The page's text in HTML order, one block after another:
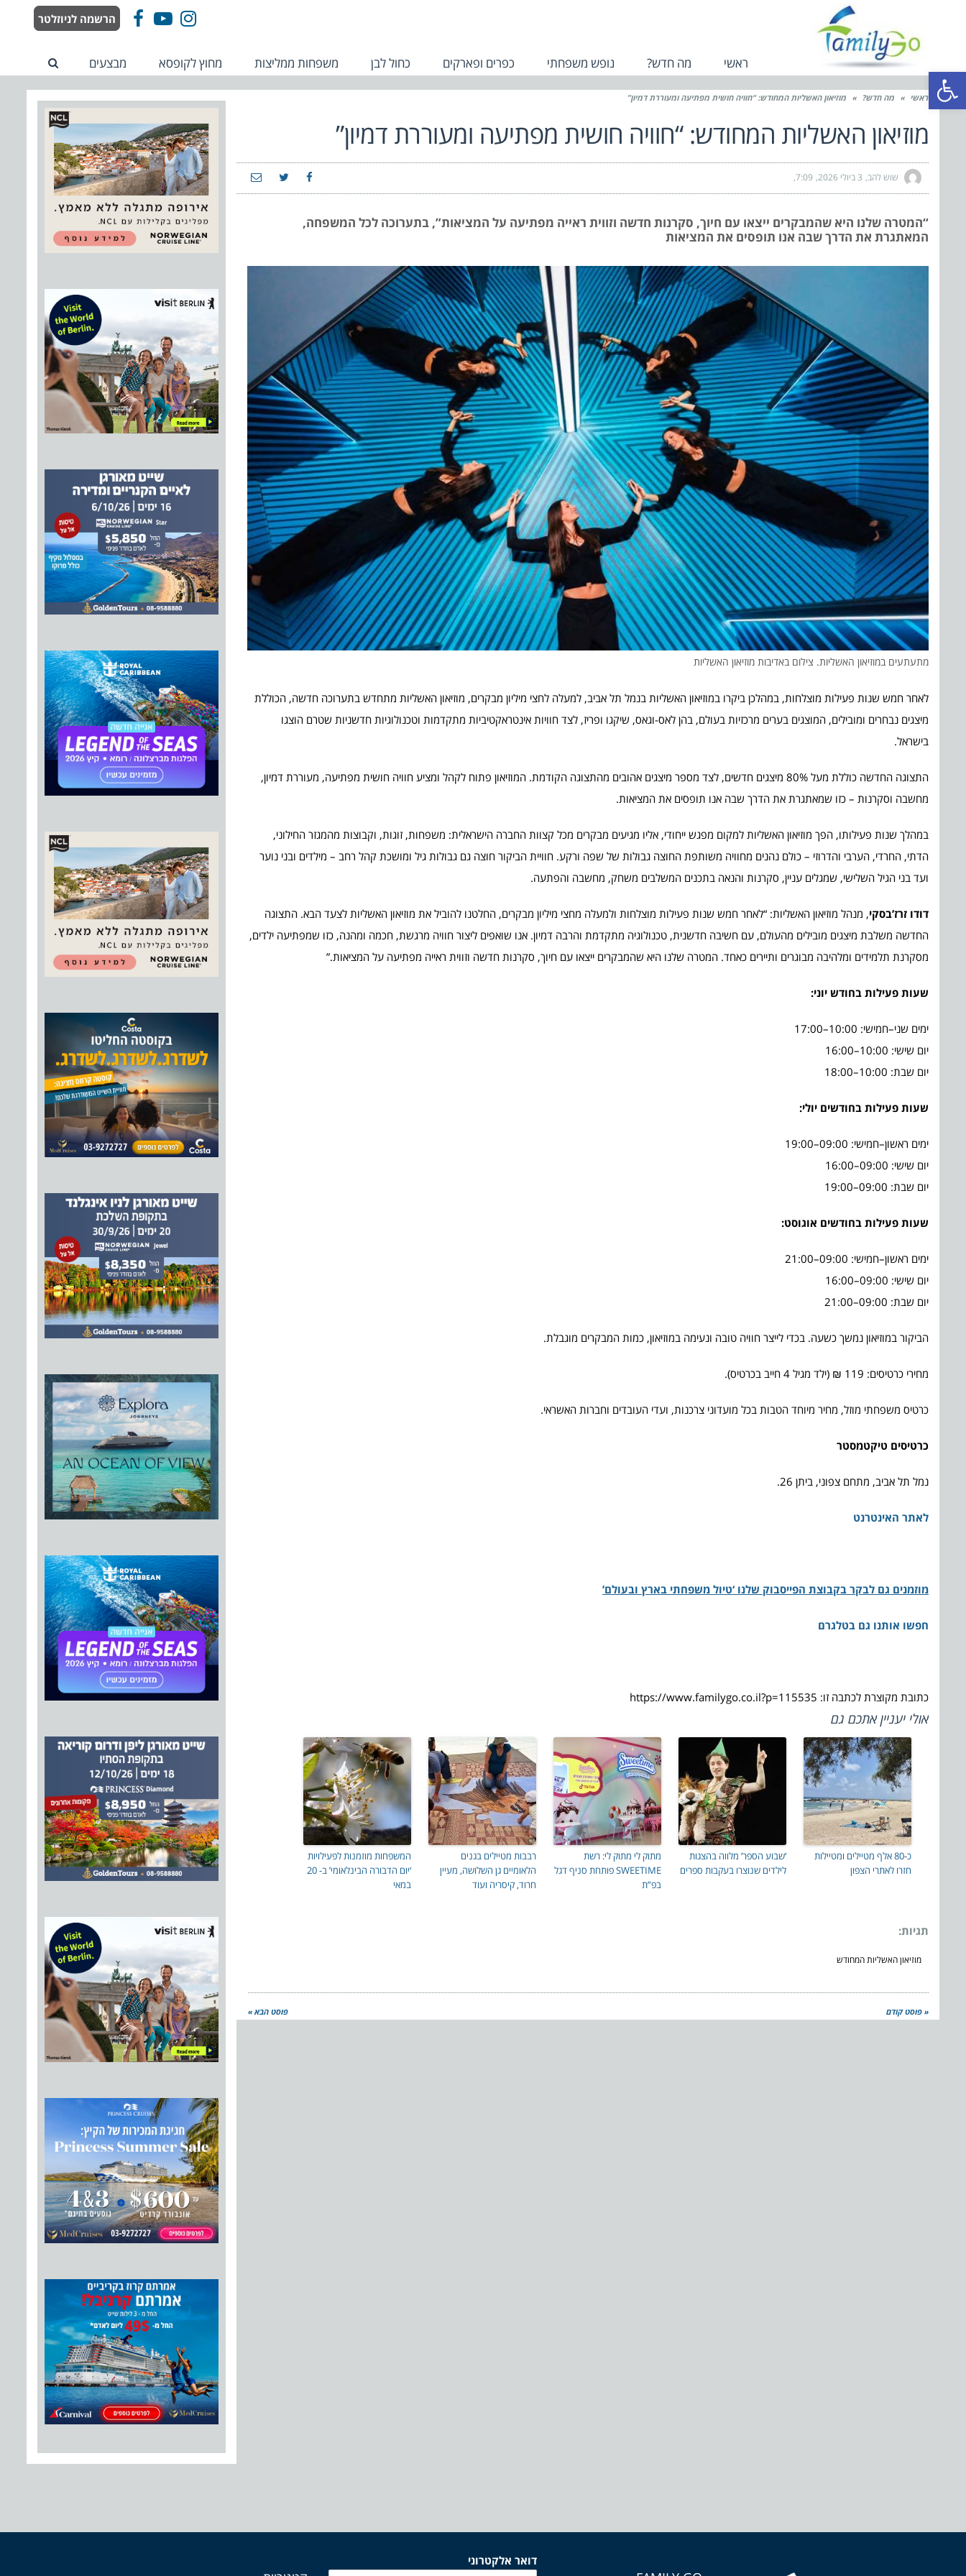
פתח סרגל נגישות
FacebookYouTube
Instagram הרשמה לניוזלטר
ראשי מה חדש? נופש משפחתי כפרים ופארקים כחול לבן משפחות ממליצות מחוץ לקופסא מבצעים
ראשי » מה חדש? » מוזיאון האשליות המחודש: “חוויה חושית מפתיעה ומעוררת דמיון”
מוזיאון האשליות המחודש: “חוויה חושית מפתיעה ומעוררת דמיון”
שוש להב 3 ביולי 2026 7:09
“המטרה שלנו היא שהמבקרים ייצאו עם חיוך, סקרנות חדשה וזווית ראייה מפתיעה על המציאות”, בתערוכה לכל המשפחה,
המאתגרת את הדרך שבה אנו תופסים את המציאות
מתעתעים במוזיאון האשליות. צילום באדיבות מוזיאון האשליות
לאחר חמש שנות פעילות מוצלחות, במהלכן ביקרו במוזיאון האשליות בנמל תל אביב, למעלה לחצי מיליון מבקרים, מוזיאון האשליות מתחדש בתערוכה חדשה, הכוללת
מיצגים נבחרים ומובילים, המוצגים בערים מרכזיות בעולם, בהן לאס-וגאס, שיקגו ופריז, לצד חוויות אינטראקטיביות מתקדמות וטכנולוגיות חדשניות שטרם הוצגו
בישראל.
התצוגה החדשה כוללת מעל 80% מיצגים חדשים, לצד מספר מיצגים אהובים מהתצוגה הקודמת. המוזיאון פתוח לקהל ומציע חוויה חושית מפתיעה, מעוררת דמיון,
מחשבה וסקרנות – כזו שמאתגרת את הדרך שבה אנו תופסים את המציאות.
במהלך שנות פעילותו, הפך מוזיאון האשליות למקום מפגש ייחודי, אליו מגיעים מבקרים מכל קצוות החברה הישראלית: משפחות, זוגות, וקבוצות מהמגזר החילוני,
הדתי, החרדי, הערבי והדרוזי – כולם נהנים מחוויה משותפת החוצה גבולות של שפה ורקע. חוויית הביקור חוצה גם גבולות גיל ומושכת קהל רחב – מילדים ובני נוער
ועד בני הגיל השלישי, שמגלים עניין, סקרנות והנאה בתכנים המשלבים משחק, מחשבה והפתעה.
דודו זרז’בסקי, מנהל מוזיאון האשליות: “לאחר חמש שנות פעילות מוצלחות ולמעלה מחצי מיליון מבקרים, החלטנו להוביל את מוזיאון האשליות לצעד הבא. התצוגה
החדשה משלבת מיצגים מובילים מהעולם, עם חשיבה חדשנית, טכנולוגיה מתקדמת והרבה דמיון. אנו שואפים ליצור חוויה מרגשת, חכמה ומהנה, כזו שמפתיעה ילדים,
מסקרנת תלמידים ומלהיבה מבוגרים ותיירים כאחד. המטרה שלנו היא שהמבקרים ייצאו עם חיוך, סקרנות חדשה וזווית ראייה מפתיעה על המציאות.”
שעות פעילות בחודש יוני:
ימים שני–חמישי: 10:00–17:00
יום שישי: 10:00–16:00
יום שבת: 10:00–18:00
שעות פעילות בחודשים יולי:
ימים ראשון–חמישי: 09:00–19:00
יום שישי: 09:00–16:00
יום שבת: 09:00–19:00
שעות פעילות בחודשים אוגוסט:
ימים ראשון–חמישי: 09:00–21:00
יום שישי: 09:00–16:00
יום שבת: 09:00–21:00
הביקור במוזיאון נמשך כשעה. בכדי לייצר חוויה טובה ונעימה במוזיאון, כמות המבקרים מוגבלת.
מחירי כרטיסים: 119 ₪ (ילד מגיל 4 חייב בכרטיס).
כרטיס משפחתי מוזל, מחיר מיוחד הטבות בכל מועדוני צרכנות, ועדי העובדים וחברות האשראי.
כרטיסים טיקטמסטר
נמל תל אביב, מתחם צפוני, ביתן 26.
לאתר האינטרנט
מוזמנים גם לבקר בקבוצת הפייסבוק שלנו ‘טיול משפחתי בארץ ובעולם’
חפשו אותנו גם בטלגרם
כתובת מקוצרת לכתבה זו: https://www.familygo.co.il?p=115535
אולי יעניין אתכם גם
כ-80 אלף מטיילים ומטיילות
חזרו לאתרי הצפון
‘שבוע הספר’ מלווה בהצגות
לילדים שנוצרו בעקבות ספרים
מתוק לי מתוק לי: רשת
SWEETIME פותחת סניף דגל
בפ”ת
רבבות מטיילים בגנים
הלאומיים גן השלושה, מעיין
חרוד, קיסריה ועוד
המשפחות מוזמנות לפעילויות
‘יום הדבורה הבינלאומי’ ב- 20
במאי
תגיות:
מוזיאון האשליות המחודש
« פוסט קודם פוסט הבא »
דואר אלקטרוני